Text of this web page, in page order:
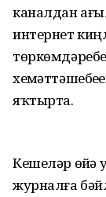
каналдан
интернет
яҡтырта.
Кешеләр өйҙә
журналға